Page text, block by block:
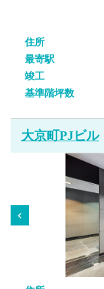
住所
最寄駅
竣工
基準階坪数
大京町PJビル